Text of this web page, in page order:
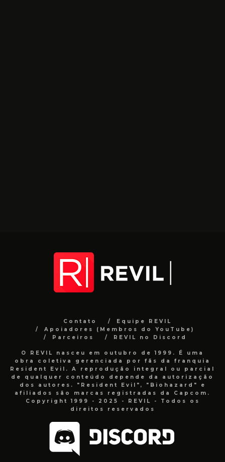
Contato
Equipe REVIL
Apoiadores (Membros do YouTube)
Parceiros
REVIL no Discord
O REVIL nasceu em outubro de 1999. É uma
obra coletiva gerenciada por fãs da franquia
Resident Evil. A reprodução integral ou parcial
de qualquer conteúdo depende da autorização
dos autores. "Resident Evil", "Biohazard" e
afiliados são marcas registradas da Capcom.
Copyright 1999 - 2025 - REVIL - Todos os
direitos reservados